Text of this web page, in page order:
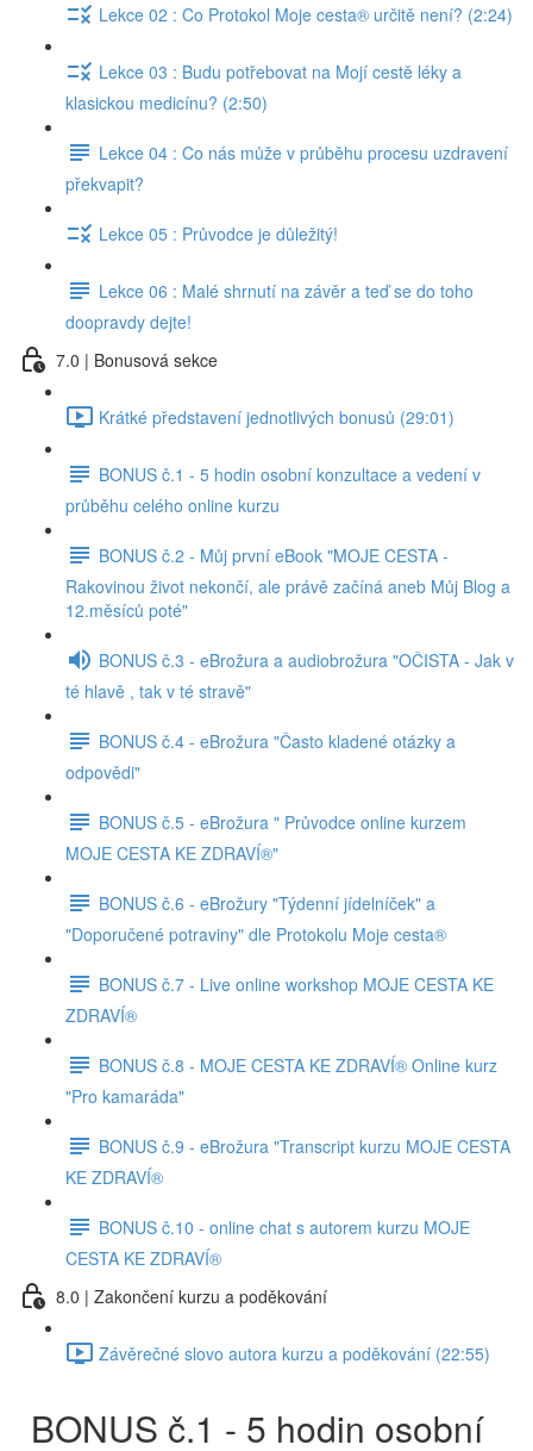
Lekce 02 : Co Protokol Moje cesta® určitě není? (2:24)
Lekce 03 : Budu potřebovat na Mojí cestě léky a
klasickou medicínu? (2:50)
Lekce 04 : Co nás může v průběhu procesu uzdravení
překvapit?
Lekce 05 : Průvodce je důležitý!
Lekce 06 : Malé shrnutí na závěr a teď se do toho
doopravdy dejte!
7.0 | Bonusová sekce
Krátké představení jednotlivých bonusů (29:01)
BONUS č.1 - 5 hodin osobní konzultace a vedení v
průběhu celého online kurzu
BONUS č.2 - Můj první eBook "MOJE CESTA -
Rakovinou život nekončí, ale právě začíná aneb Můj Blog a
12.měsíců poté"
BONUS č.3 - eBrožura a audiobrožura "OČISTA - Jak v
té hlavě , tak v té stravě"
BONUS č.4 - eBrožura "Často kladené otázky a
odpovědi"
BONUS č.5 - eBrožura " Průvodce online kurzem
MOJE CESTA KE ZDRAVÍ®"
BONUS č.6 - eBrožury "Týdenní jídelníček" a
"Doporučené potraviny" dle Protokolu Moje cesta®
BONUS č.7 - Live online workshop MOJE CESTA KE
ZDRAVÍ®
BONUS č.8 - MOJE CESTA KE ZDRAVÍ® Online kurz
"Pro kamaráda"
BONUS č.9 - eBrožura "Transcript kurzu MOJE CESTA
KE ZDRAVÍ®
BONUS č.10 - online chat s autorem kurzu MOJE
CESTA KE ZDRAVÍ®
8.0 | Zakončení kurzu a poděkování
Závěrečné slovo autora kurzu a poděkování (22:55)
BONUS č.1 - 5 hodin osobní